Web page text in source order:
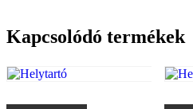
Kapcsolódó termékek